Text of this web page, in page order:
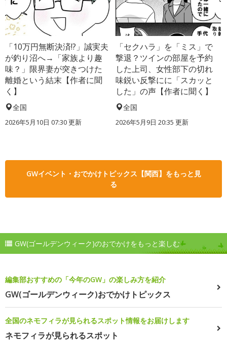
「10万円無断決済!?」誠実夫
が釣り沼へ→「家族より趣
味？」限界妻が突きつけた
離婚という結末【作者に聞
く】
全国
2026年5月10日 07:30 更新
「セクハラ」を「ミス」で
撃退？ツインの部屋を予約
した上司、女性部下の切れ
味鋭い反撃にに「スカッと
した」の声【作者に聞く】
全国
2026年5月9日 20:35 更新
GWイベント・おでかけトピックス【関西】をもっと見
る
GW(ゴールデンウィーク)のおでかけをもっと楽しむ
編集部おすすめの「今年のGW」の楽しみ方を紹介
GW(ゴールデンウィーク)おでかけトピックス
全国のネモフィラが見られるスポット情報をお届けします
ネモフィラが見られるスポット